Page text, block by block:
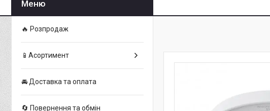
🔥 Розпродаж
📱Асортимент
🚘 Доставка та оплата
🔄 Повернення та обмін